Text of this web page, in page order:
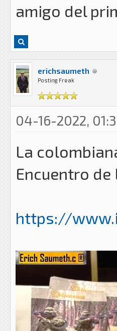
amigo del
erichsaumeth
Posting Freak
04-16-2022,
La
Encuentro de
https://